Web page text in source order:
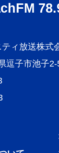
ィ放送株式
逗子市池子2-